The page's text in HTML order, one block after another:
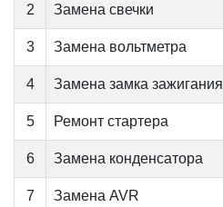
2 Замена свечки
3 Замена вольтметра
4 Замена замка зажигания
5 Ремонт стартера
6 Замена конденсатора
7 Замена AVR